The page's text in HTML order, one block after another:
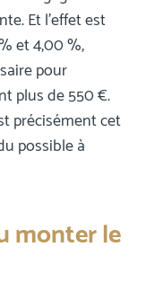
Et l’effet est
et 4,00 %,
pour
plus de 550 €.
précisément cet
possible à
monter le